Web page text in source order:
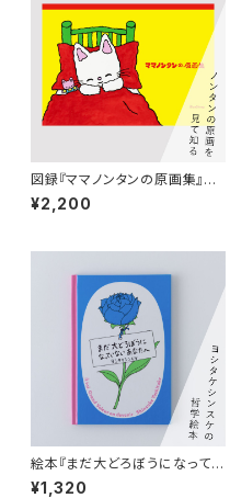
図録『ママノンタンの原画集』絵：
キヨノサチコ
¥2,200
絵本『まだ大どろぼうになってい
ないあなたへ』ヨシタケシンスケ
¥1,320